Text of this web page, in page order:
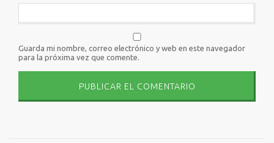
Guarda mi nombre, correo electrónico y web en este navegador
para la próxima vez que comente.